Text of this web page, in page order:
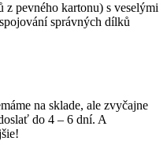
z pevného kartonu) s veselými
správných dílků
na sklade, ale zvyčajne
do 4 – 6 dní. A